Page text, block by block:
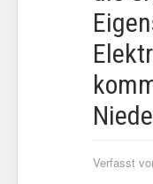
Verfasst